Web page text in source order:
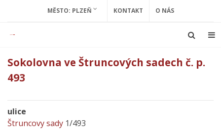
MĚSTO: PLZEŇ KONTAKT O NÁS
Sokolovna ve Štruncových sadech č. p.
493
ulice
Štruncovy sady 1/493